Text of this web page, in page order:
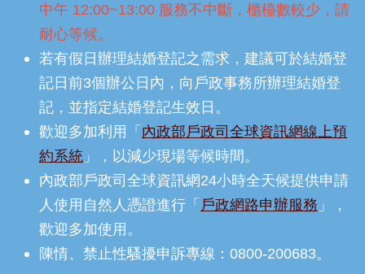
中午 12:00~13:00 服務不中斷，櫃檯數較少，請
耐心等候。
若有假日辦理結婚登記之需求，建議可於結婚登
記日前3個辦公日內，向戶政事務所辦理結婚登
記，並指定結婚登記生效日。
歡迎多加利用「 內政部戶政司全球資訊網線上預
約系統 」，以減少現場等候時間。
內政部戶政司全球資訊網24小時全天候提供申請
人使用自然人憑證進行「 戶政網路申辦服務 」，
歡迎多加使用。
陳情、禁止性騷擾申訴專線：0800-200683。